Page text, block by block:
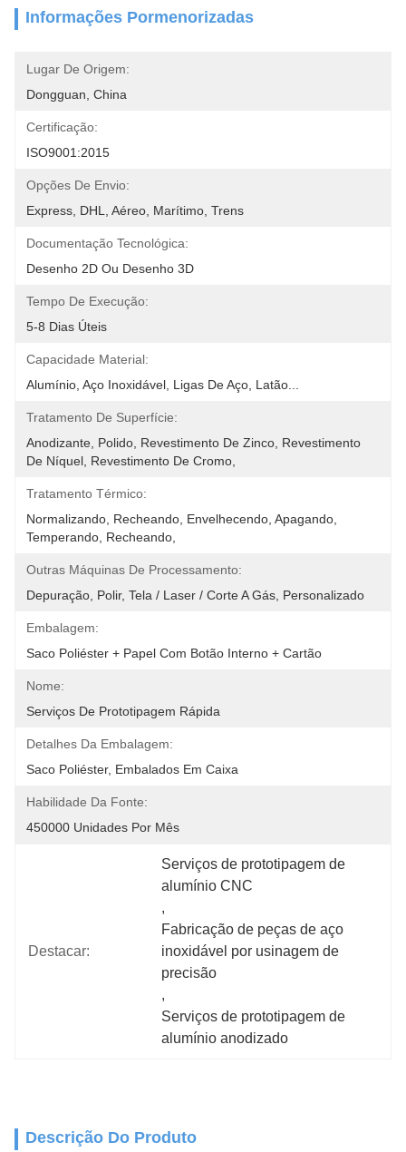
Informações Pormenorizadas
Lugar De Origem:
Dongguan, China
Certificação:
ISO9001:2015
Opções De Envio:
Express, DHL, Aéreo, Marítimo, Trens
Documentação Tecnológica:
Desenho 2D Ou Desenho 3D
Tempo De Execução:
5-8 Dias Úteis
Capacidade Material:
Alumínio, Aço Inoxidável, Ligas De Aço, Latão...
Tratamento De Superfície:
Anodizante, Polido, Revestimento De Zinco, Revestimento
De Níquel, Revestimento De Cromo,
Tratamento Térmico:
Normalizando, Recheando, Envelhecendo, Apagando,
Temperando, Recheando,
Outras Máquinas De Processamento:
Depuração, Polir, Tela / Laser / Corte A Gás, Personalizado
Embalagem:
Saco Poliéster + Papel Com Botão Interno + Cartão
Nome:
Serviços De Prototipagem Rápida
Detalhes Da Embalagem:
Saco Poliéster, Embalados Em Caixa
Habilidade Da Fonte:
450000 Unidades Por Mês
Destacar:
Serviços de prototipagem de
alumínio CNC
,
Fabricação de peças de aço
inoxidável por usinagem de
precisão
,
Serviços de prototipagem de
alumínio anodizado
Descrição Do Produto